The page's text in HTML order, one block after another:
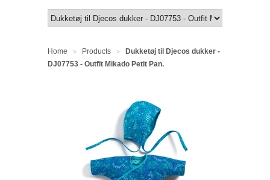
Home > Products >
Dukketøj til Djecos dukker -
DJ07753 - Outfit Mikado Petit Pan.